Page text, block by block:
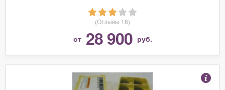
(Отзывы 18)
от 28 900 руб.